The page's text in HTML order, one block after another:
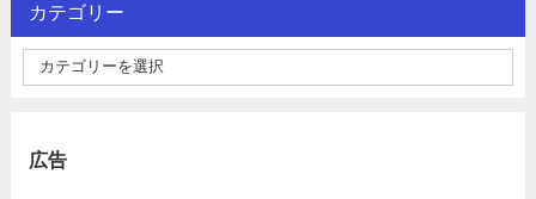
カテゴリー
広告